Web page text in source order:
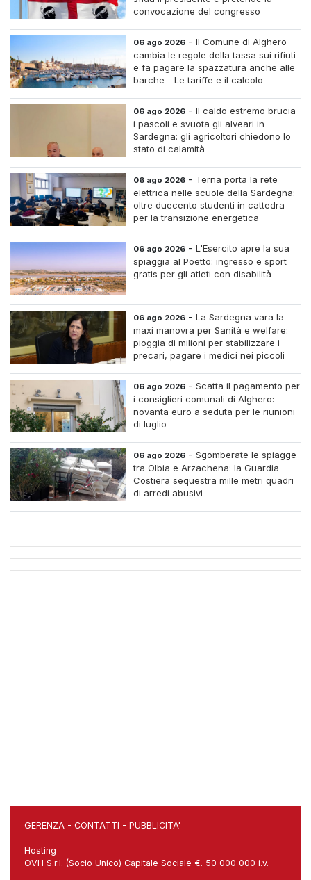
convocazione del congresso
06 ago 2026 -Il Comune di Alghero
cambia le regole della tassa sui rifiuti
e fa pagare la spazzatura anche alle
barche - Le tariffe e il calcolo
06 ago 2026 -Il caldo estremo brucia
i pascoli e svuota gli alveari in
Sardegna: gli agricoltori chiedono lo
stato di calamità
06 ago 2026 - Terna porta la rete
elettrica nelle scuole della Sardegna:
oltre duecento studenti in cattedra
per la transizione energetica
06 ago 2026 -L'Esercito apre la sua
spiaggia al Poetto: ingresso e sport
gratis per gli atleti con disabilità
06 ago 2026 -La Sardegna vara la
maxi manovra per Sanità e welfare:
pioggia di milioni per stabilizzare i
precari, pagare i medici nei piccoli
06 ago 2026 -Scatta il pagamento per
i consiglieri comunali di Alghero:
novanta euro a seduta per le riunioni
di luglio
06 ago 2026 -Sgomberate le spiagge
tra Olbia e Arzachena: la Guardia
Costiera sequestra mille metri quadri
di arredi abusivi
GERENZA - CONTATTI - PUBBLICITA'
Hosting
OVH S.r.l. (Socio Unico) Capitale Sociale €. 50 000 000 i.v.